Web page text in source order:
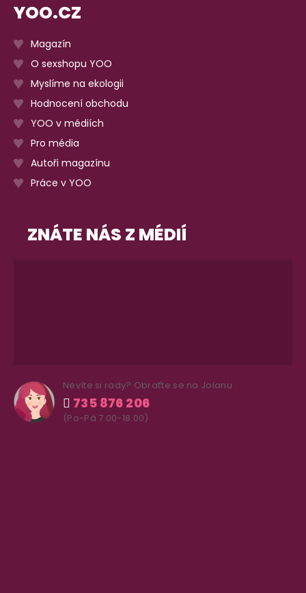
YOO.CZ
Magazín
O sexshopu YOO
Myslíme na ekologii
Hodnocení obchodu
YOO v médiích
Pro média
Autoři magazínu
Práce v YOO
ZNÁTE NÁS Z MÉDIÍ
Nevíte si rady? Obraťte se na Jolanu
735 876 206
(Po-Pá 7.00-18.00)